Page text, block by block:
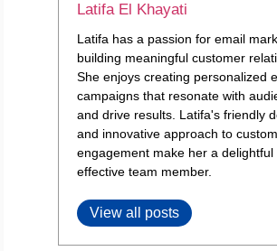
Latifa El Khayati
Latifa has a passion for email
building meaningful customer
She enjoys creating personalized
campaigns that resonate with
and drive results. Latifa's friendly
and innovative approach to
engagement make her a delightful
effective team member.
View all posts